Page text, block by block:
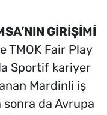
GİRİŞİMİ
TMOK Fair Play
Sportif kariyer
Mardinli iş
sonra da Avrupa